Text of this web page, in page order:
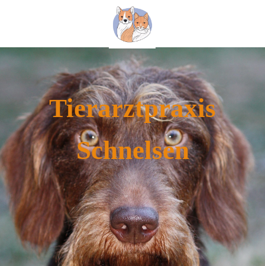
Tierarztpraxis
Schnelsen